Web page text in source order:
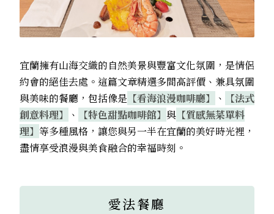
宜蘭擁有山海交織的自然美景與豐富文化氛圍，是情侶
約會的絕佳去處。這篇文章精選多間高評價、兼具氛圍
與美味的餐廳，包括像是 【看海浪漫咖啡廳】 、
【法式
創意料理】
、 【特色甜點咖啡館】 與 【質感無菜單料
理】 等多種風格，讓您與另一半在宜蘭的美好時光裡，
盡情享受浪漫與美食融合的幸福時刻。
愛法餐廳